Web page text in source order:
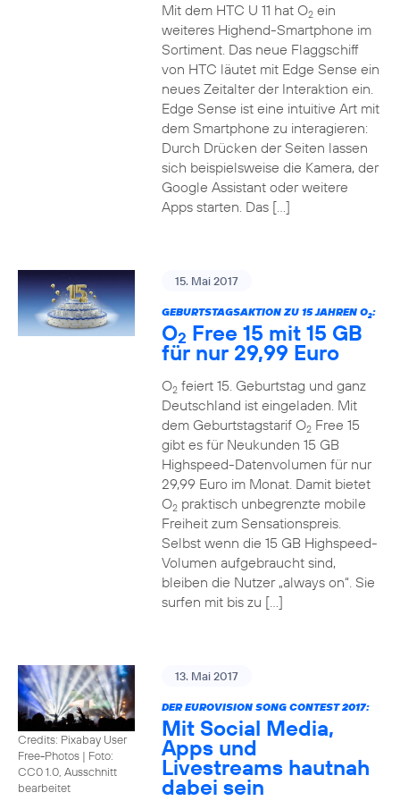
Mit dem HTC U 11 hat O2ein
weiteres Highend-Smartphone im
Sortiment. Das neue Flaggschiff
von HTC läutet mit Edge Sense ein
neues Zeitalter der Interaktion ein.
Edge Sense ist eine intuitive Art mit
dem Smartphone zu interagieren:
Durch Drücken der Seiten lassen
sich beispielsweise die Kamera, der
Google Assistant oder weitere
Apps starten. Das […]
15. Mai 2017
GEBURTSTAGSAKTION ZU 15 JAHREN O2:
O2 Free 15 mit 15 GB
für nur 29,99 Euro
O2feiert 15. Geburtstag und ganz
Deutschland ist eingeladen. Mit
dem Geburtstagstarif O2Free 15
gibt es für Neukunden 15 GB
Highspeed-Datenvolumen für nur
29,99 Euro im Monat. Damit bietet
O2praktisch unbegrenzte mobile
Freiheit zum Sensationspreis.
Selbst wenn die 15 GB Highspeed-
Volumen aufgebraucht sind,
bleiben die Nutzer „always on“. Sie
surfen mit bis zu […]
Credits: Pixabay User
Free-Photos | Foto:
CC0 1.0, Ausschnitt
bearbeitet
13. Mai 2017
DER EUROVISION SONG CONTEST 2017:
Mit Social Media,
Apps und
Livestreams hautnah
dabei sein